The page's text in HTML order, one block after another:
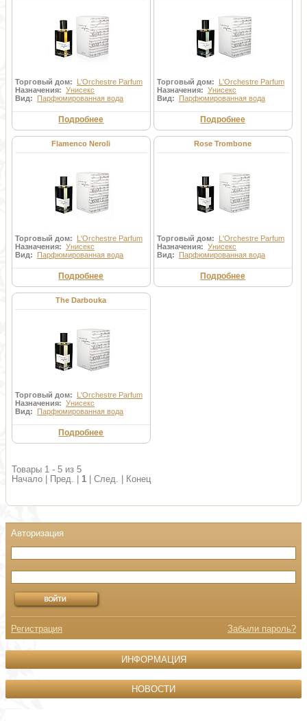
Торговый дом: L'Orchestre Parfum
Назначения: Унисекс
Вид: Парфюмированная вода
Подробнее
Торговый дом: L'Orchestre Parfum
Назначения: Унисекс
Вид: Парфюмированная вода
Подробнее
Flamenco Neroli
Торговый дом: L'Orchestre Parfum
Назначения: Унисекс
Вид: Парфюмированная вода
Подробнее
Rose Trombone
Торговый дом: L'Orchestre Parfum
Назначения: Унисекс
Вид: Парфюмированная вода
Подробнее
The Darbouka
Торговый дом: L'Orchestre Parfum
Назначения: Унисекс
Вид: Парфюмированная вода
Подробнее
Товары 1 - 5 из 5
Начало | Пред. | 1 | След. | Конец
Регистрация Забыли пароль?
ИНФОРМАЦИЯ
НОВОСТИ